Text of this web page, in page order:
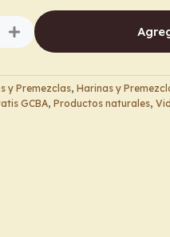
y Premezclas, Harinas y
GCBA, Productos naturales,